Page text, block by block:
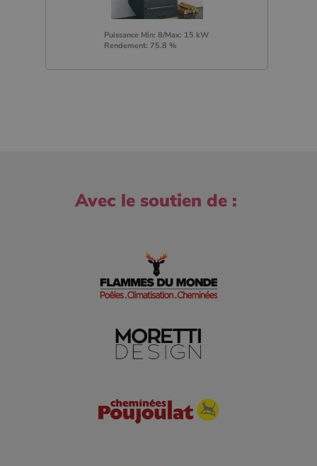
Puissance Min: 8/Max: 15 kW
Rendement: 75.8 %
Avec le soutien de :